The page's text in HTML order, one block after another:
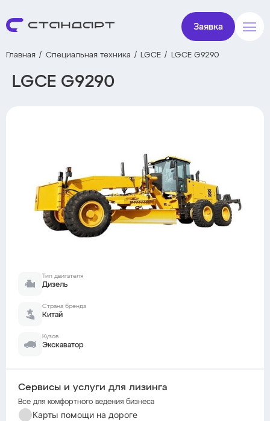
Заявка
Главная Специальная техника LGCE LGCE G9290
LGCE G9290
Тип двигателя
Дизель
Страна бренда
Китай
Кузов
Экскаватор
Сервисы и услуги для лизинга
Все для комфортного ведения бизнеса
Карты помощи на дороге